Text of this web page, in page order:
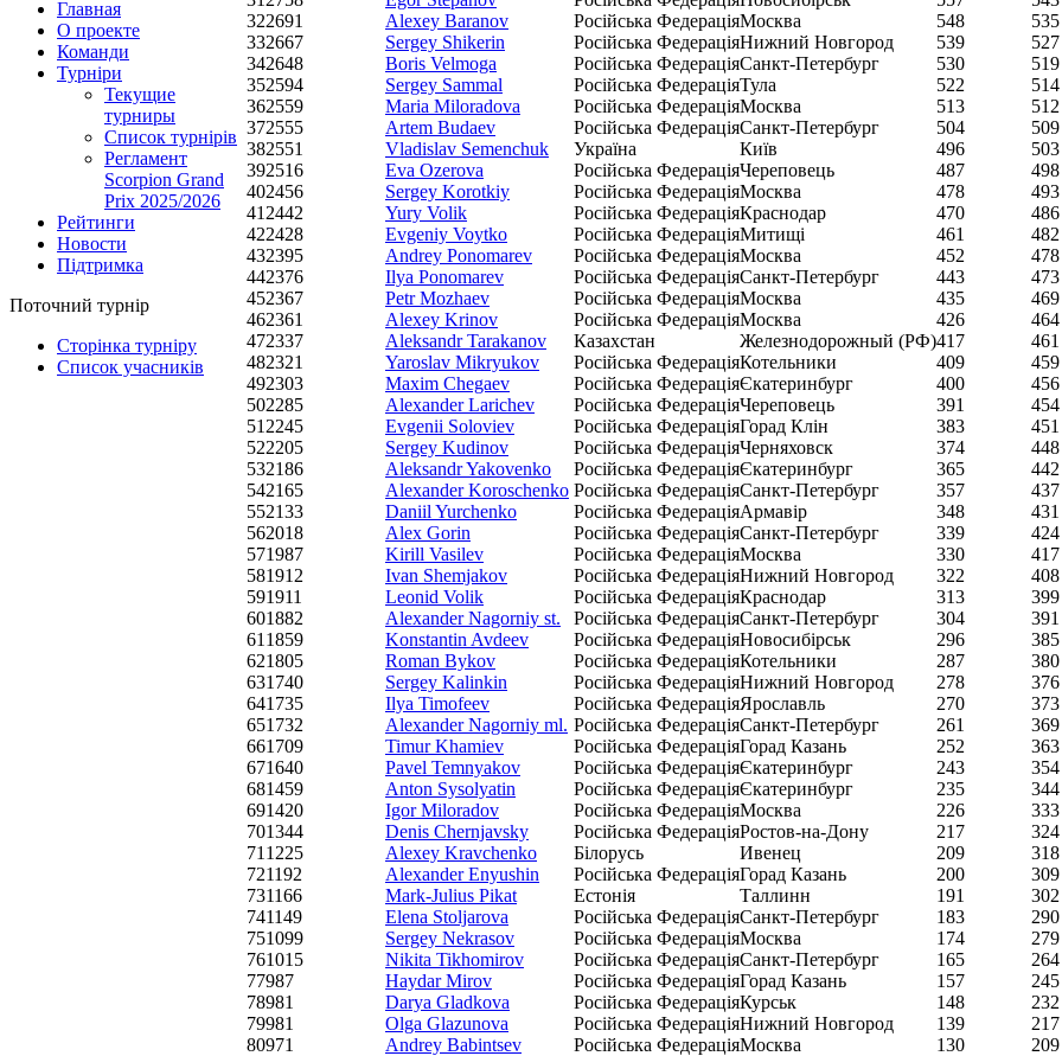
Главная
О проекте
Команди
Турніри
Текущие
турниры
Список турнірів
Регламент
Scorpion Grand
Prix 2025/2026
Рейтинги
Новости
Підтримка
Поточний турнір
Сторінка турніру
Список учасників
322691 Alexey Baranov Російська ФедераціяМосква 548
535
332667 Sergey Shikerin Російська ФедераціяНижний Новгород 539
527
342648 Boris Velmoga Російська ФедераціяСанкт-Петербург 530
519
352594 Sergey Sammal Російська ФедераціяТула 522
514
362559 Maria Miloradova Російська ФедераціяМосква 513
512
372555 Artem Budaev Російська ФедераціяСанкт-Петербург 504
509
382551 Vladislav Semenchuk Україна Київ 496
503
392516 Eva Ozerova Російська ФедераціяЧереповець 487
498
402456 Sergey Korotkiy Російська ФедераціяМосква 478
493
41 2442 Yury Volik Російська ФедераціяКраснодар 470
486
422428 Evgeniy Voytko Російська ФедераціяМитищі 461
482
432395 Andrey Ponomarev Російська ФедераціяМосква 452
478
442376 Ilya Ponomarev Російська ФедераціяСанкт-Петербург 443
473
452367 Petr Mozhaev Російська ФедераціяМосква 435
469
462361 Alexey Krinov Російська ФедераціяМосква 426
464
472337 Aleksandr Tarakanov Казахстан Железнодорожный (РФ)417
461
482321 Yaroslav Mikryukov Російська ФедераціяКотельники 409
459
492303 Maxim Chegaev Російська ФедераціяЄкатеринбург 400
456
502285 Alexander Larichev Російська ФедераціяЧереповець 391
454
51 2245 Evgenii Soloviev Російська ФедераціяГорад Клін 383
451
522205 Sergey Kudinov Російська ФедераціяЧерняховск 374
448
532186 Aleksandr Yakovenko Російська ФедераціяЄкатеринбург 365
442
542165 Alexander Koroschenko Російська ФедераціяСанкт-Петербург 357
437
552133 Daniil Yurchenko Російська ФедераціяАрмавір 348
431
562018 Alex Gorin Російська ФедераціяСанкт-Петербург 339
424
571987 Kirill Vasilev Російська ФедераціяМосква 330
417
581912 Ivan Shemjakov Російська ФедераціяНижний Новгород 322
408
591911 Leonid Volik Російська ФедераціяКраснодар 313
399
601882 Alexander Nagorniy st. Російська ФедераціяСанкт-Петербург 304
391
61 1859 Konstantin Avdeev Російська ФедераціяНовосибірськ 296
385
621805 Roman Bykov Російська ФедераціяКотельники 287
380
631740 Sergey Kalinkin Російська ФедераціяНижний Новгород 278
376
641735 Ilya Timofeev Російська ФедераціяЯрославль 270
373
651732 Alexander Nagorniy ml. Російська ФедераціяСанкт-Петербург 261
369
661709 Timur Khamiev Російська ФедераціяГорад Казань 252
363
671640 Pavel Temnyakov Російська ФедераціяЄкатеринбург 243
354
681459 Anton Sysolyatin Російська ФедераціяЄкатеринбург 235
344
691420 Igor Miloradov Російська ФедераціяМосква 226
333
701344 Denis Chernjavsky Російська ФедераціяРостов-на-Дону 217
324
71 1225 Alexey Kravchenko Білорусь Ивенец 209
318
721192 Alexander Enyushin Російська ФедераціяГорад Казань 200
309
731166 Mark-Julius Pikat Естонія Таллинн 191
302
741149 Elena Stoljarova Російська ФедераціяСанкт-Петербург 183
290
751099 Sergey Nekrasov Російська ФедераціяМосква 174
279
761015 Nikita Tikhomirov Російська ФедераціяСанкт-Петербург 165
264
77987 Haydar Mirov Російська ФедераціяГорад Казань 157
245
78981 Darya Gladkova Російська ФедераціяКурськ 148
232
79981 Olga Glazunova Російська ФедераціяНижний Новгород 139
217
80971 Andrey Babintsev Російська ФедераціяМосква 130
209